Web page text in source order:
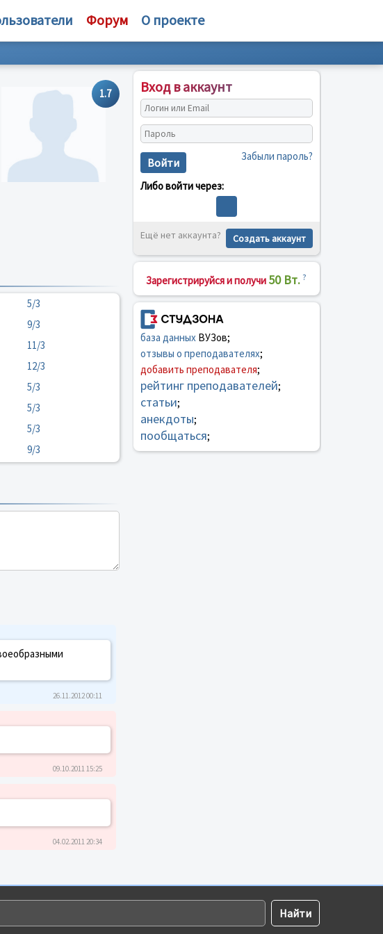
Форум О проекте
1.7
5/3
9/3
11/3
12/3
5/3
5/3
5/3
9/3
26.11.2012 00:11
09.10.2011 15:25
04.02.2011 20:34
Вход в аккаунт
Войти Забыли пароль?
Либо войти через:
Ещё нет аккаунта? Создать аккаунт
Зарегистрируйся и получи 50 Вт. ?
база данныхВУЗов;
отзывы о преподавателях;
добавить преподавателя;
рейтинг преподавателей;
статьи;
анекдоты;
пообщаться;